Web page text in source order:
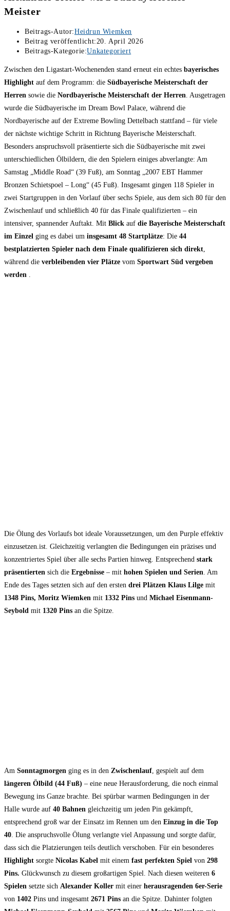
Meister
Beitrags-Autor:Heidrun Wiemken
Beitrag veröffentlicht:20. April 2026
Beitrags-Kategorie:Unkategoriert
Zwischen den Ligastart-Wochenenden stand erneut ein echtes bayerisches
Highlight auf dem Programm: die Südbayerische Meisterschaft der
Herren sowie die Nordbayerische Meisterschaft der Herren. Ausgetragen
wurde die Südbayerische im Dream Bowl Palace, während die
Nordbayerische auf der Extreme Bowling Dettelbach stattfand – für viele
der nächste wichtige Schritt in Richtung Bayerische Meisterschaft.
Besonders anspruchsvoll präsentierte sich die Südbayerische mit zwei
unterschiedlichen Ölbildern, die den Spielern einiges abverlangte: Am
Samstag „Middle Road“ (39 Fuß), am Sonntag „2007 EBT Hammer
Bronzen Schietspoel – Long“ (45 Fuß). Insgesamt gingen 118 Spieler in
zwei Startgruppen in den Vorlauf über sechs Spiele, aus dem sich 80 für den
Zwischenlauf und schließlich 40 für das Finale qualifizierten – ein
intensiver, spannender Auftakt. Mit Blick auf die Bayerische Meisterschaft
im Einzel ging es dabei um insgesamt 48 Startplätze: Die 44
bestplatzierten Spieler nach dem Finale qualifizieren sich direkt,
während die verbleibenden vier Plätze vom Sportwart Süd vergeben
werden .
Die Ölung des Vorlaufs bot ideale Voraussetzungen, um den Purple effektiv
einzusetzen.ist. Gleichzeitig verlangten die Bedingungen ein präzises und
konzentriertes Spiel über alle sechs Partien hinweg. Entsprechend stark
präsentierten sich die Ergebnisse – mit hohen Spielen und Serien. Am
Ende des Tages setzten sich auf den ersten drei Plätzen Klaus Lilge mit
1348 Pins, Moritz Wiemken mit 1332 Pins und Michael Eisenmann-
Seybold mit 1320 Pins an die Spitze.
Am Sonntagmorgen ging es in den Zwischenlauf , gespielt auf dem
längeren Ölbild (44 Fuß) – eine neue Herausforderung, die noch einmal
Bewegung ins Ganze brachte. Bei spürbar warmen Bedingungen in der
Halle wurde auf 40 Bahnen gleichzeitig um jeden Pin gekämpft,
entsprechend groß war der Einsatz im Rennen um den Einzug in die Top
40 . Die anspruchsvolle Ölung verlangte viel Anpassung und sorgte dafür,
dass sich die Platzierungen teils deutlich verschoben. Für ein besonderes
Highlight sorgte Nicolas Kabel mit einem fast perfekten Spiel von 298
Pins. Glückwunsch zu diesem großartigen Spiel. Nach diesen weiteren 6
Spielen setzte sich Alexander Koller mit einer herausragenden 6er-Serie
von 1402 Pins und insgesamt 2671 Pins an die Spitze. Dahinter folgten